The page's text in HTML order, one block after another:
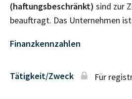
(haftungsbeschränkt) sind zur
beauftragt. Das Unternehmen ist
Finanzkennzahlen
Tätigkeit/Zweck Für